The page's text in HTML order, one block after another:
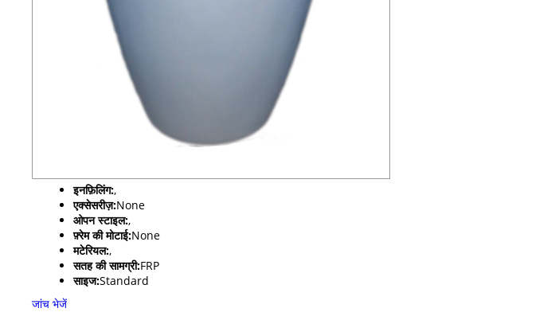
इनफ़िलिंग:,
एक्सेसरीज़:None
ओपन स्टाइल:,
फ़्रेम की मोटाई:None
मटेरियल:,
सतह की सामग्री:FRP
साइज:Standard
जांच भेजें